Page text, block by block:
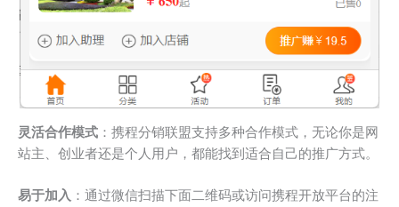
灵活合作模式 ：携程分销联盟支持多种合作模式，无论你是网
站主、创业者还是个人用户，都能找到适合自己的推广方式。
易于加入 ：通过微信扫描下面二维码或访问携程开放平台的注